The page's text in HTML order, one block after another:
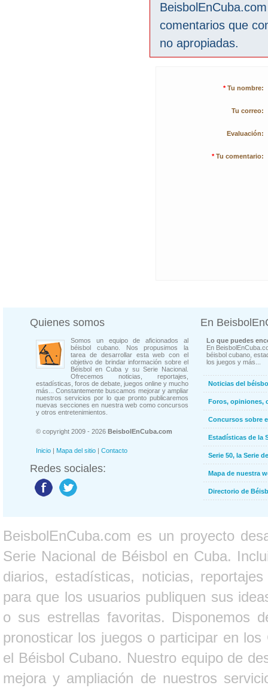
comentarios que
no apropiadas.
* Tu nombre:
Tu correo:
Evaluación:
* Tu comentario:
Quienes somos
Somos un equipo de aficionados al
béisbol cubano. Nos propusimos la
tarea de desarrollar esta web con el
objetivo de brindar información sobre el
Béisbol en Cuba y su Serie Nacional.
Ofrecemos noticias, reportajes,
estadísticas, foros de debate, juegos online y mucho
más... Constantemente buscamos mejorar y ampliar
nuestros servicios por lo que pronto publicaremos
nuevas secciones en nuestra web como concursos
y otros entretenimientos.
© copyright 2009 - 2026 BeisbolEnCuba.com
Inicio | Mapa del sitio | Contacto
Redes sociales:
En
Lo que puedes
En
béisbol cubano,
los juegos y más...
Noticias del
Foros, opiniones,
Concursos sobre
Estadísticas de la
Serie 50, la Serie
Mapa de nuestra
Directorio de
BeisbolEnCuba.com es un proyecto
Serie Nacional de Béisbol en Cuba.
diarios, estadísticas, noticias,
para que los usuarios publiquen sus
o sus estrellas favoritas. Disponemos
pronosticar los juegos o participar en
el Béisbol Cubano. Nuestro equipo de
mejora y ampliación de nuestros